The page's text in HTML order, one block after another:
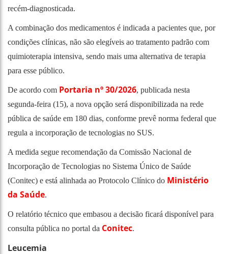
recém-diagnosticada.
A combinação dos medicamentos é indicada a pacientes que, por
condições clínicas, não são elegíveis ao tratamento padrão com
quimioterapia intensiva, sendo mais uma alternativa de terapia
para esse público.
De acordo com Portaria nº 30/2026, publicada nesta
segunda-feira (15), a nova opção será disponibilizada na rede
pública de saúde em 180 dias, conforme prevê norma federal que
regula a incorporação de tecnologias no SUS.
A medida segue recomendação da Comissão Nacional de
Incorporação de Tecnologias no Sistema Único de Saúde
(Conitec) e está alinhada ao Protocolo Clínico do Ministério
da Saúde.
O relatório técnico que embasou a decisão ficará disponível para
consulta pública no portal da Conitec.
Leucemia